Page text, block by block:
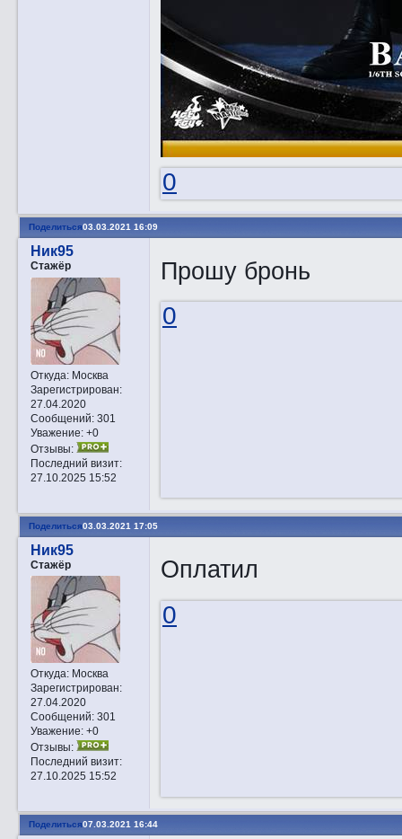
0
Поделиться03.03.2021 16:09
Ник95
Стажёр
Откуда:Москва
Зарегистрирован:
27.04.2020
Сообщений:301
Уважение: +0
Отзывы:
Последний визит:
27.10.2025 15:52
Прошу бронь
0
Поделиться03.03.2021 17:05
Ник95
Стажёр
Откуда:Москва
Зарегистрирован:
27.04.2020
Сообщений:301
Уважение: +0
Отзывы:
Последний визит:
27.10.2025 15:52
Оплатил
0
Поделиться07.03.2021 16:44